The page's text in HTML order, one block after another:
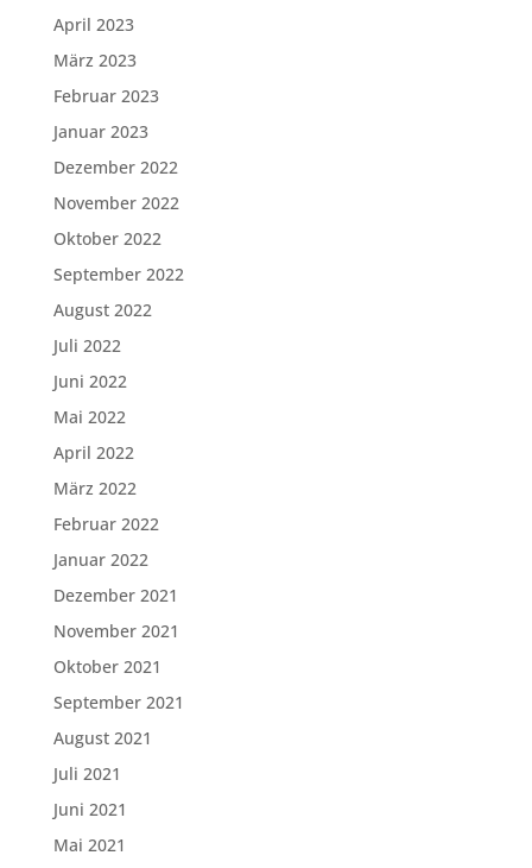
April 2023
März 2023
Februar 2023
Januar 2023
Dezember 2022
November 2022
Oktober 2022
September 2022
August 2022
Juli 2022
Juni 2022
Mai 2022
April 2022
März 2022
Februar 2022
Januar 2022
Dezember 2021
November 2021
Oktober 2021
September 2021
August 2021
Juli 2021
Juni 2021
Mai 2021